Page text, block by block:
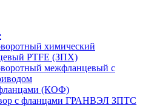
химический
PTFE (ЗПХ)
межфланцевый с
(КОФ)
с фланцами ГРАНВЭЛ ЗПТС